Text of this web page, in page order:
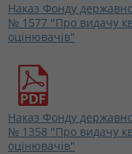
Наказ Фонду
№ 1577 "Про видачу
оцінювачів"
Наказ Фонду
№ 1358 "Про видачу
оцінювачів"